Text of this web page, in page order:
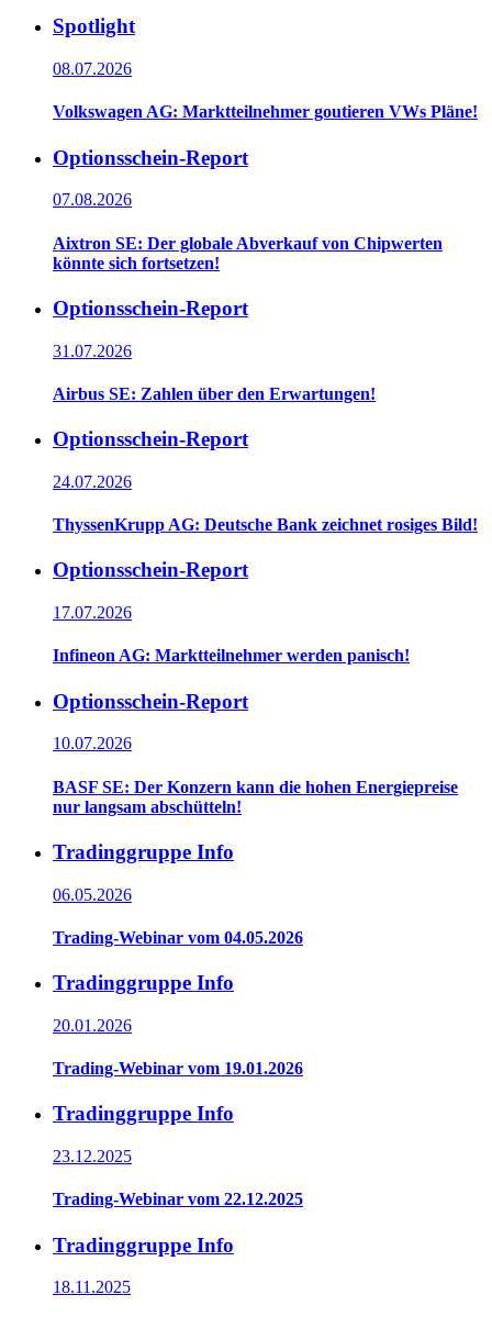
Spotlight
08.07.2026
Volkswagen AG: Marktteilnehmer goutieren VWs Pläne!
Optionsschein-Report
07.08.2026
Aixtron SE: Der globale Abverkauf von Chipwerten
könnte sich fortsetzen!
Optionsschein-Report
31.07.2026
Airbus SE: Zahlen über den Erwartungen!
Optionsschein-Report
24.07.2026
ThyssenKrupp AG: Deutsche Bank zeichnet rosiges Bild!
Optionsschein-Report
17.07.2026
Infineon AG: Marktteilnehmer werden panisch!
Optionsschein-Report
10.07.2026
BASF SE: Der Konzern kann die hohen Energiepreise
nur langsam abschütteln!
Tradinggruppe Info
06.05.2026
Trading-Webinar vom 04.05.2026
Tradinggruppe Info
20.01.2026
Trading-Webinar vom 19.01.2026
Tradinggruppe Info
23.12.2025
Trading-Webinar vom 22.12.2025
Tradinggruppe Info
18.11.2025